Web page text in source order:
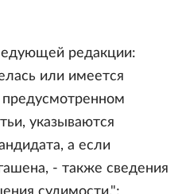
редакции:
или имеется
предусмотренном
указываются
а если
- также сведения